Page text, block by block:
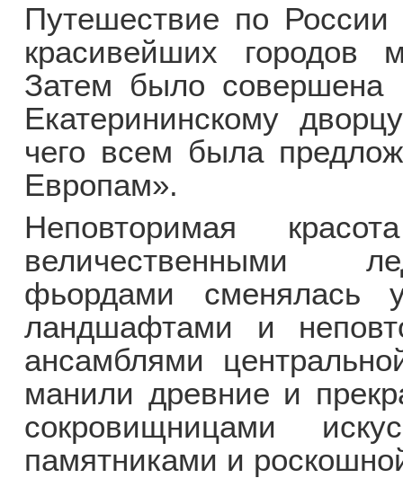
Путешествие по
красивейших городов
Затем было совершена
Екатерининскому
чего всем была
Европам».
Неповторимая
величественными
фьордами сменялась
ландшафтами и
ансамблями
манили древние и
сокровищницами
памятниками и